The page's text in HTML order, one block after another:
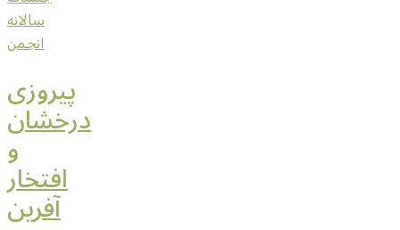
سالانه
انجمن
پيروزى
درخشان
و
افتخار
آفرين